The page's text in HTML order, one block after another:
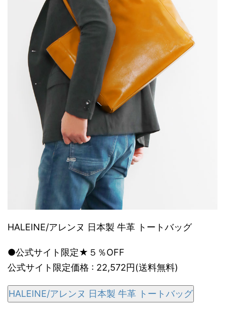
HALEINE/アレンヌ 日本製 牛革 トートバッグ
●公式サイト限定★５％OFF
公式サイト限定価格 : 22,572円(送料無料)
HALEINE/アレンヌ 日本製 牛革 トートバッグ